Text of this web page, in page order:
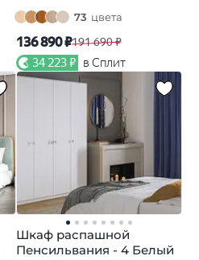
73 цвета
136 890 ₽191 690 ₽
34 223 ₽ в Сплит
Шкаф распашной
Пенсильвания - 4 Белый